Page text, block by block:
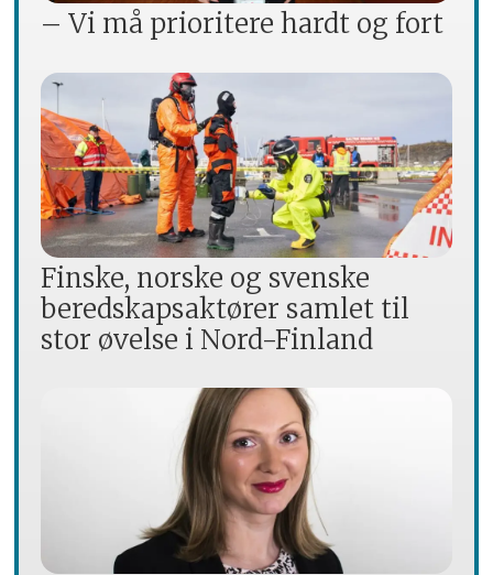
– Vi må prioritere hardt og fort
Finske, norske og svenske
beredskapsaktører samlet til
stor øvelse i Nord-Finland